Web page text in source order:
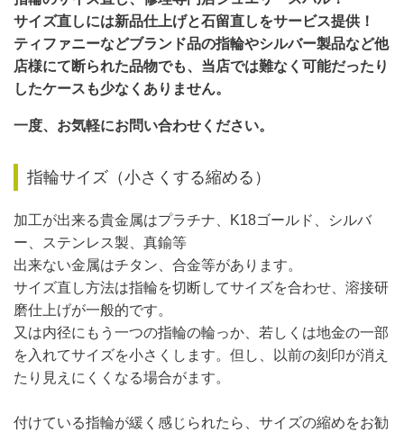
サイズ直しには新品仕上げと石留直しをサービス提供！
ティファニーなどブランド品の指輪やシルバー製品など他
店様にて断られた品物でも、当店では難なく可能だったり
したケースも少なくありません。
一度、お気軽にお問い合わせください。
指輪サイズ（小さくする縮める）
加工が出来る貴金属はプラチナ、K18ゴールド、シルバ
ー、ステンレス製、真鍮等
出来ない金属はチタン、合金等があります。
サイズ直し方法は指輪を切断してサイズを合わせ、溶接研
磨仕上げが一般的です。
又は内径にもう一つの指輪の輪っか、若しくは地金の一部
を入れてサイズを小さくします。但し、以前の刻印が消え
たり見えにくくなる場合がます。
付けている指輪が緩く感じられたら、サイズの縮めをお勧